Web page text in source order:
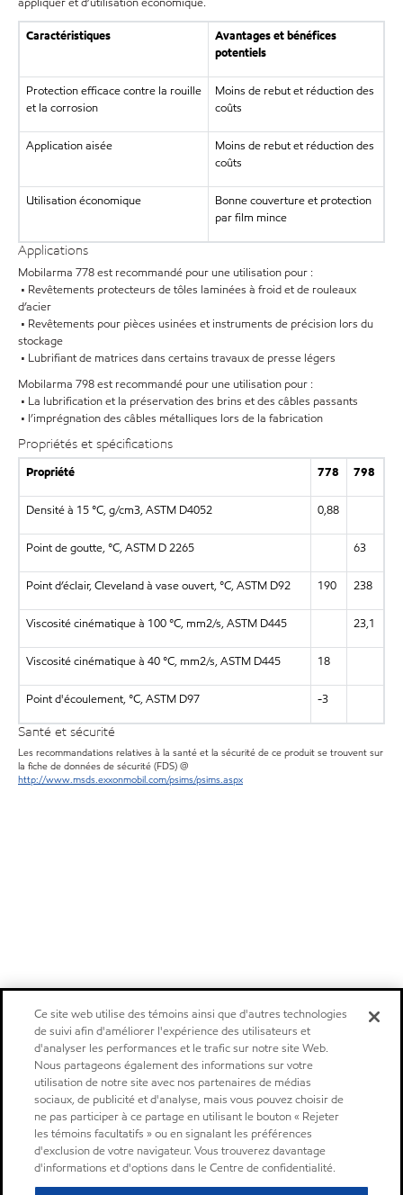
Caractéristiques
Avantages et bénéfices
potentiels
Protection efficace contre la rouille
et la corrosion
Moins de rebut et réduction des
coûts
Application aisée
Moins de rebut et réduction des
coûts
Utilisation économique
Bonne couverture et protection
par film mince
Applications
Mobilarma 778 est recommandé pour une utilisation pour :
• Revêtements protecteurs de tôles laminées à froid et de rouleaux
d’acier
• Revêtements pour pièces usinées et instruments de précision lors du
stockage
• Lubrifiant de matrices dans certains travaux de presse légers
Mobilarma 798 est recommandé pour une utilisation pour :
• La lubrification et la préservation des brins et des câbles passants
• l’imprégnation des câbles métalliques lors de la fabrication
Propriétés et spécifications
Propriété 778 798
Densité à 15 °C, g/cm3, ASTM D4052 0,88
Point de goutte, °C, ASTM D 2265 63
Point d’éclair, Cleveland à vase ouvert, °C, ASTM D92 190 238
Viscosité cinématique à 100 °C, mm2/s, ASTM D445 23,1
Viscosité cinématique à 40 °C, mm2/s, ASTM D445 18
Point d'écoulement, °C, ASTM D97 -3
Santé et sécurité
Les recommandations relatives à la santé et la sécurité de ce produit se trouvent sur
la fiche de données de sécurité (FDS) @
http://www.msds.exxonmobil.com/psims/psims.aspx
Ce site web utilise des témoins ainsi que d'autres technologies
de suivi afin d'améliorer l'expérience des utilisateurs et
d'analyser les performances et le trafic sur notre site Web.
Nous partageons également des informations sur votre
utilisation de notre site avec nos partenaires de médias
sociaux, de publicité et d'analyse, mais vous pouvez choisir de
ne pas participer à ce partage en utilisant le bouton « Rejeter
les témoins facultatifs » ou en signalant les préférences
d'exclusion de votre navigateur. Vous trouverez davantage
d'informations et d'options dans le Centre de confidentialité.